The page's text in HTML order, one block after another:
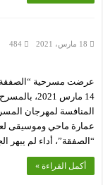
18 مارس، 2021 484
عرضت مسرحية
14 مارس
“الصفقة”، أداء لم يبهر
أكمل القراءة »